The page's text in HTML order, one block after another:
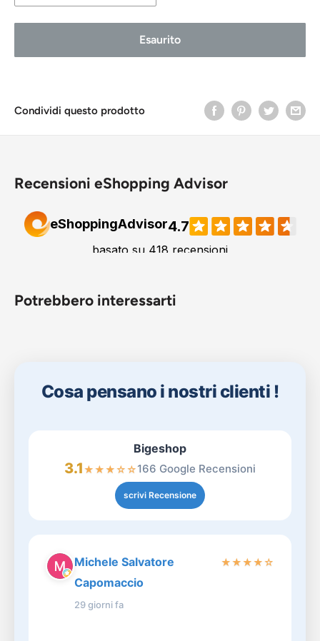
Come nuovo A
Buono stato B
Esaurito
Condividi questo prodotto
Recensioni eShopping Advisor
Potrebbero interessarti
Cosa pensano i nostri clienti !
Bigeshop
3.1★★★☆☆166 Google Recensioni
scrivi Recensione
Michele Salvatore
Capomaccio
29 giorni fa
★★★★☆